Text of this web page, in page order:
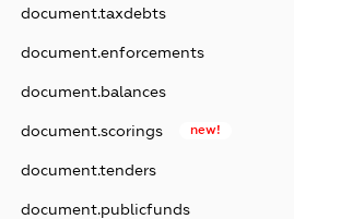
document.taxdebts
document.enforcements
document.balances
document.scorings new!
document.tenders
document.publicfunds